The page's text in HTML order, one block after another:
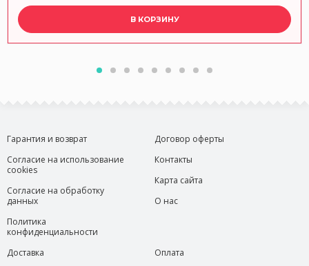
В КОРЗИНУ
Гарантия и возврат
Согласие на использование
cookies
Согласие на обработку
данных
Политика
конфиденциальности
Договор оферты
Контакты
Карта сайта
О нас
Доставка
Оплата